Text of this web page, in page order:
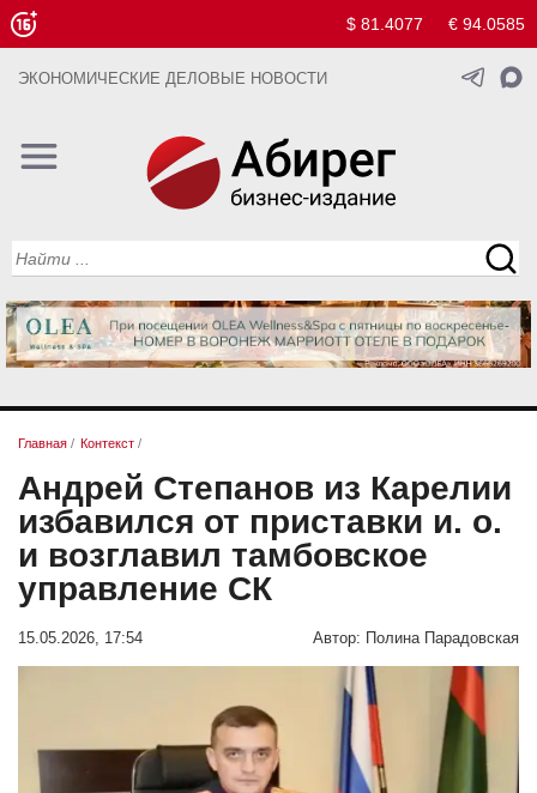
$ 81.4077 € 94.0585
ЭКОНОМИЧЕСКИЕ ДЕЛОВЫЕ НОВОСТИ
Главная / Контекст /
Андрей Степанов из Карелии
избавился от приставки и. о.
и возглавил тамбовское
управление СК
15.05.2026, 17:54 Автор: Полина Парадовская